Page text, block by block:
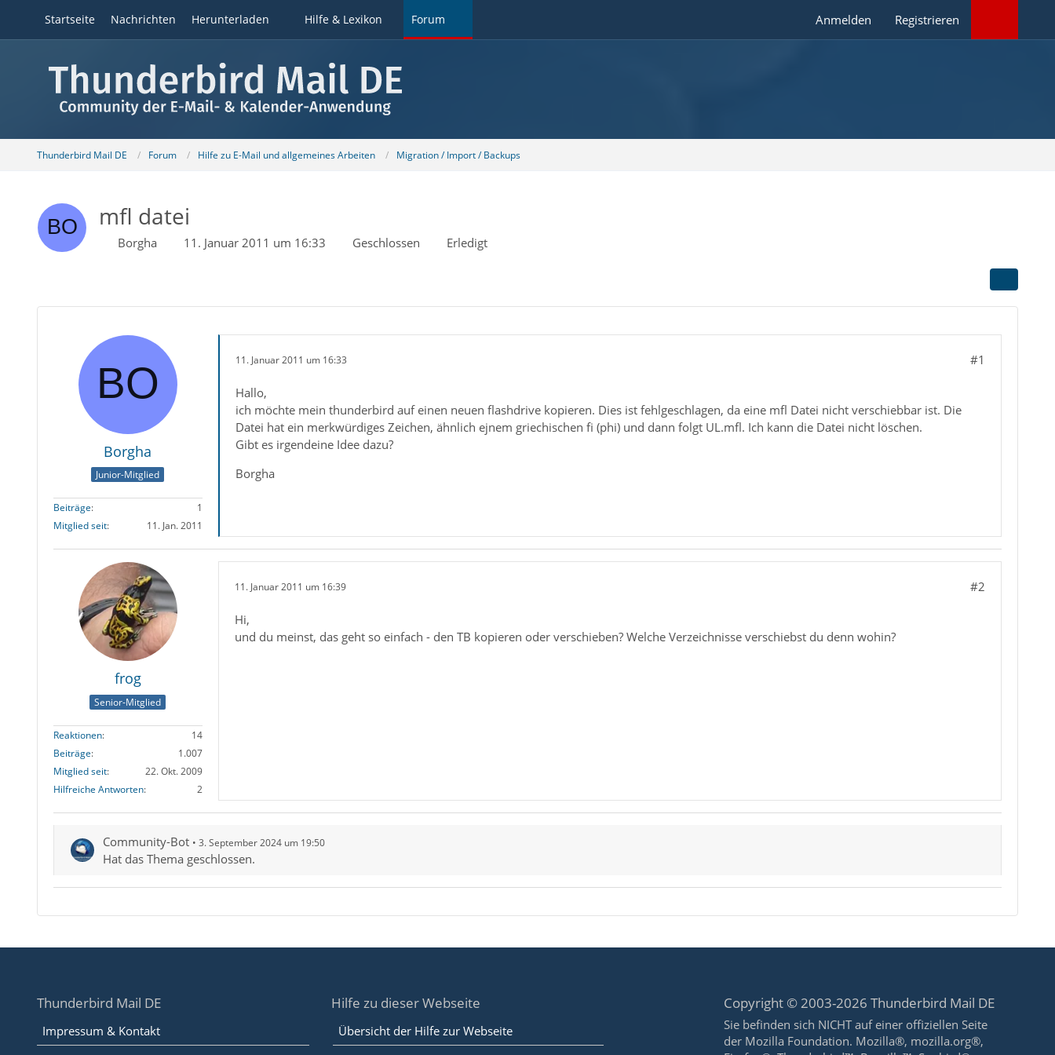
Startseite Nachrichten Herunterladen Hilfe & Lexikon Forum Anmelden Registrieren
Thunderbird Mail DE Forum Hilfe zu E-Mail und allgemeines Arbeiten Migration / Import / Backups
mfl datei
Borgha 11. Januar 2011 um 16:33 Geschlossen Erledigt
Borgha
Junior-Mitglied
Beiträge
1
Mitglied seit
11. Jan. 2011
11. Januar 2011 um 16:33 #1
Hallo,
ich möchte mein thunderbird auf einen neuen flashdrive kopieren. Dies ist fehlgeschlagen, da eine mfl Datei nicht verschiebbar ist. Die
Datei hat ein merkwürdiges Zeichen, ähnlich ejnem griechischen fi (phi) und dann folgt UL.mfl. Ich kann die Datei nicht löschen.
Gibt es irgendeine Idee dazu?
Borgha
frog
Senior-Mitglied
Reaktionen
14
Beiträge
1.007
Mitglied seit
22. Okt. 2009
Hilfreiche Antworten
2
11. Januar 2011 um 16:39 #2
Hi,
und du meinst, das geht so einfach - den TB kopieren oder verschieben? Welche Verzeichnisse verschiebst du denn wohin?
Community-Bot 3. September 2024 um 19:50
Hat das Thema geschlossen.
Thunderbird Mail DE
Impressum & Kontakt
Hilfe zu dieser Webseite
Übersicht der Hilfe zur Webseite
Copyright © 2003-2026 Thunderbird Mail DE
Sie befinden sich NICHT auf einer offiziellen Seite
der Mozilla Foundation. Mozilla®, mozilla.org®,